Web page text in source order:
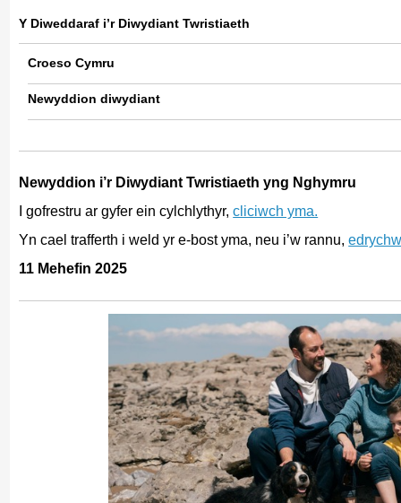
Y Diweddaraf i’r Diwydiant Twristiaeth
Croeso Cymru
Newyddion diwydiant
Newyddion i’r Diwydiant Twristiaeth yng Nghymru
I gofrestru ar gyfer ein cylchlythyr,cliciwch yma.
Yn cael trafferth i weld yr e-bost yma, neu i’w rannu,
11 Mehefin 2025